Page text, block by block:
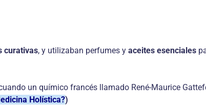
curativas, y utilizaban perfumes y aceites esenciales
un químico francés llamado René-Maurice
Holística?)